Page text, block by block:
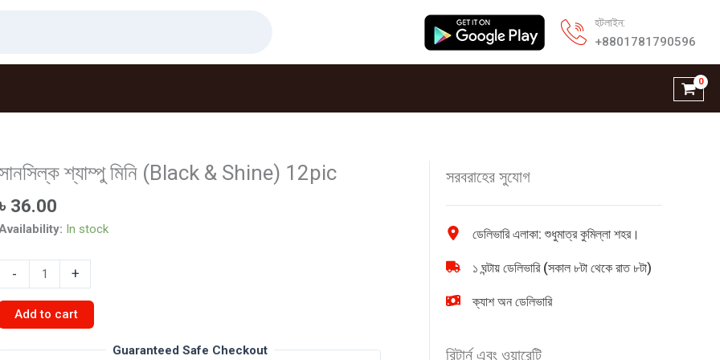
হটলাইন:
+8801781790596
শ্যাম্পু মিনি (Black & Shine) 12pic
36.00
In stock
- +
Add to cart
Guaranteed Safe Checkout
সরবরাহের সুযোগ
ডেলিভারি এলাকা: শুধুমাত্র কুমিল্লা শহর।
১ ঘন্টায় ডেলিভারি (সকাল ৮টা থেকে রাত ৮টা)
ক্যাশ অন ডেলিভারি
রিটার্ন এবং ওয়ারেন্টি